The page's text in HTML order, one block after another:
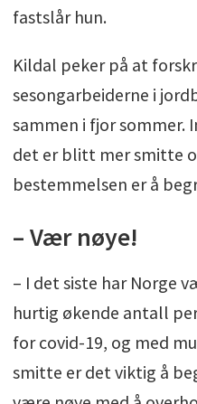
fastslår hun.
Kildal peker på at
sesongarbeiderne i
sammen i fjor sommer.
det er blitt mer smitte
bestemmelsen er å
– Vær nøye!
– I det siste har Norge
hurtig økende antall
for covid-19, og med
smitte er det viktig å